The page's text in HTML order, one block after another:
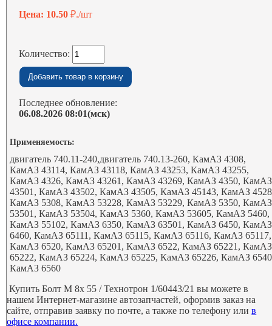
Цена: 10.50₽./шт
Количество:
Последнее обновление:
06.08.2026 08:01(мск)
Применяемость:
двигатель 740.11-240,двигатель 740.13-260, КамАЗ 4308,
КамАЗ 43114, КамАЗ 43118, КамАЗ 43253, КамАЗ 43255,
КамАЗ 4326, КамАЗ 43261, КамАЗ 43269, КамАЗ 4350, КамАЗ
43501, КамАЗ 43502, КамАЗ 43505, КамАЗ 45143, КамАЗ
КамАЗ 5308, КамАЗ 53228, КамАЗ 53229, КамАЗ 5350, КамАЗ
53501, КамАЗ 53504, КамАЗ 5360, КамАЗ 53605, КамАЗ 5460,
КамАЗ 55102, КамАЗ 6350, КамАЗ 63501, КамАЗ 6450, КамАЗ
6460, КамАЗ 65111, КамАЗ 65115, КамАЗ 65116, КамАЗ 65117,
КамАЗ 6520, КамАЗ 65201, КамАЗ 6522, КамАЗ 65221, КамАЗ
65222, КамАЗ 65224, КамАЗ 65225, КамАЗ 65226, КамАЗ
КамАЗ 6560
Купить Болт М 8х 55 / Технотрон 1/60443/21 вы можете в
нашем Интернет-магазине автозапчастей, оформив заказ на
сайте, отправив заявку по почте, а также по телефону илив
офисе компании.